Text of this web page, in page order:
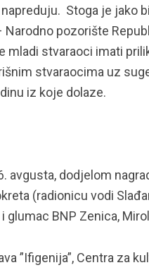
Stoga je jako
pozorište
mladi stvaraoci imati
stvaraocima uz
iz koje dolaze.
avgusta, dodjelom
(radionicu vodi
glumac BNP Zenica,
”Ifigenija”, Centra za